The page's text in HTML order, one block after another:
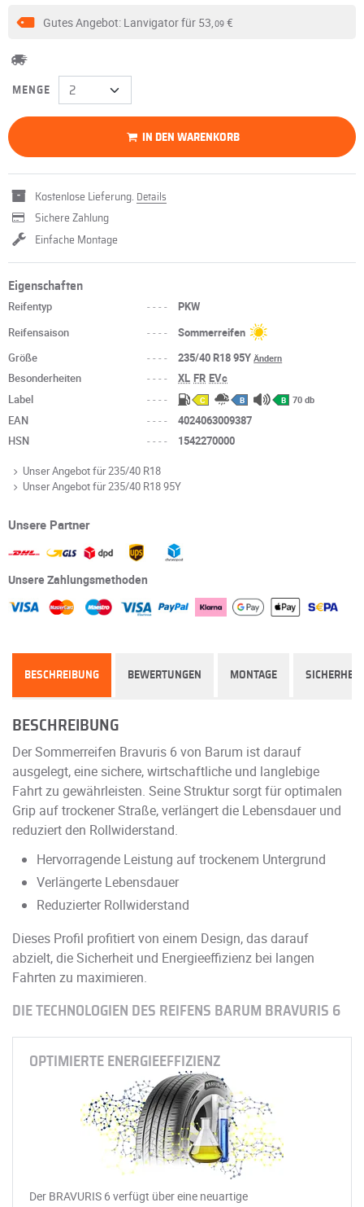
Gutes Angebot: Lanvigator für 53,09€
MENGE
IN DEN WARENKORB
Kostenlose Lieferung. Details
Sichere Zahlung
Einfache Montage
Eigenschaften
Reifentyp ----
PKW
Reifensaison
----
Sommerreifen
Größe
---- 235/40 R18 95YÄndern
Besonderheiten ---- XL FR EVc
Label
---- C B B 70 db
EAN ----
4024063009387
HSN
---- 1542270000
Unser Angebot für 235/40 R18
Unser Angebot für 235/40 R18 95Y
Unsere Partner
Unsere Zahlungsmethoden
BESCHREIBUNG BEWERTUNGEN MONTAGE SICHERHEIT
BESCHREIBUNG
Der Sommerreifen Bravuris 6 von Barum ist darauf
ausgelegt, eine sichere, wirtschaftliche und langlebige
Fahrt zu gewährleisten. Seine Struktur sorgt für optimalen
Grip auf trockener Straße, verlängert die Lebensdauer und
reduziert den Rollwiderstand.
Hervorragende Leistung auf trockenem Untergrund
Verlängerte Lebensdauer
Reduzierter Rollwiderstand
Dieses Profil profitiert von einem Design, das darauf
abzielt, die Sicherheit und Energieeffizienz bei langen
Fahrten zu maximieren.
DIE TECHNOLOGIEN DES REIFENS BARUM BRAVURIS 6
OPTIMIERTE ENERGIEEFFIZIENZ
Der BRAVURIS 6 verfügt über eine neuartige